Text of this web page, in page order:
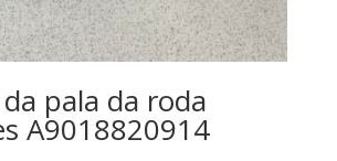
pala da roda
A9018820914